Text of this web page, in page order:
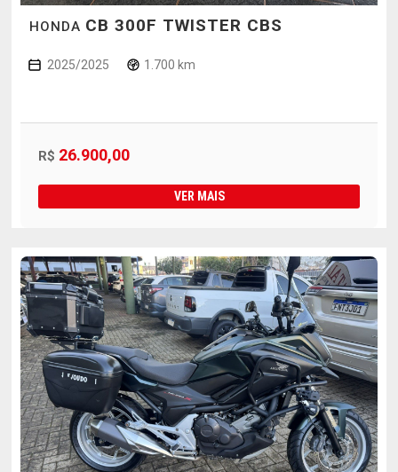
HONDA CB 300F TWISTER CBS
2025/2025 1.700 km
R$ 26.900,00
VER MAIS